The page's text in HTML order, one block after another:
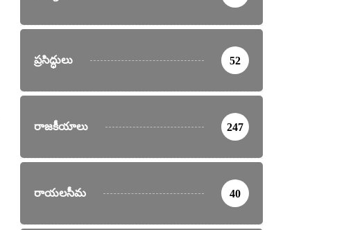
ప్రసిద్ధులు 52
రాజకీయాలు 247
రాయలసీమ 40